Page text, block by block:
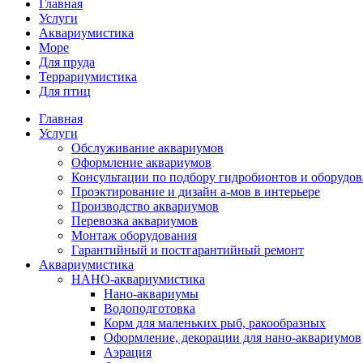
Главная
Услуги
Аквариумистика
Море
Для пруда
Террариумистика
Для птиц
Главная
Услуги
Обслуживание аквариумов
Оформление аквариумов
Консультации по подбору гидробионтов и
Проэктирование и дизайн а-мов в интерьере
Производство аквариумов
Перевозка аквариумов
Монтаж оборудования
Гарантийный и постгарантийный ремонт
Аквариумистика
НАНО-аквариумистика
Нано-аквариумы
Водоподготовка
Корм для маленьких рыб, ракообразных
Оформление, декорации для нано-аквариумов
Аэрация